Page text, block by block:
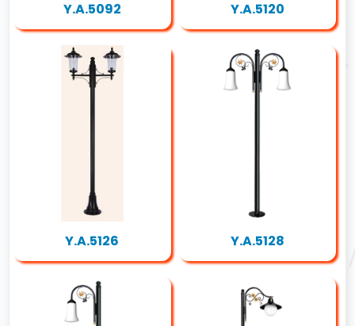
Y.A.5092 Y.A.5120
Y.A.5126 Y.A.5128